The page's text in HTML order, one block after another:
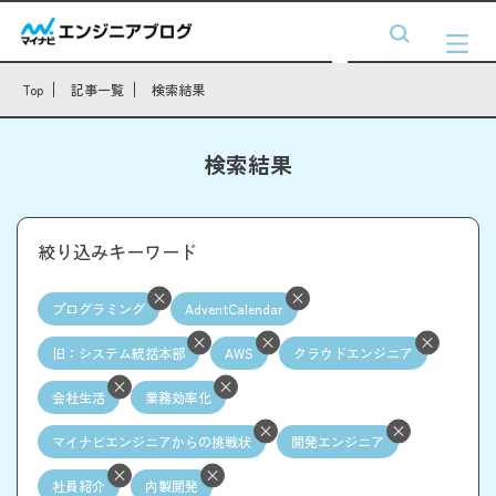
Top 記事一覧 検索結果
検索結果
絞り込みキーワード
プログラミング AdventCalendar
旧：システム統括本部 AWS クラウドエンジニア
会社生活 業務効率化
マイナビエンジニアからの挑戦状 開発エンジニア
社員紹介 内製開発